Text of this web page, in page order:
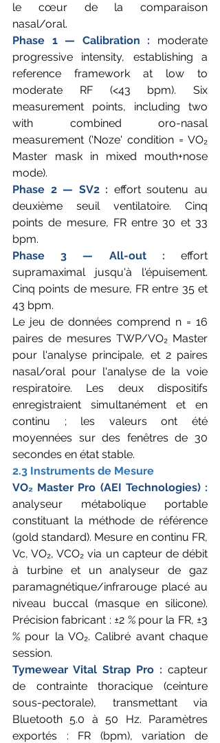
le cœur de la comparaison
nasal/oral.
Phase 1 — Calibration : moderate
progressive intensity, establishing a
reference framework at low to
moderate RF (<43 bpm). Six
measurement points, including two
with combined oro-nasal
measurement ('Noze' condition = VO₂
Master mask in mixed mouth+nose
mode).
Phase 2 — SV2 : effort soutenu au
deuxième seuil ventilatoire. Cinq
points de mesure, FR entre 30 et 33
bpm.
Phase 3 — All-out : effort
supramaximal jusqu'à l'épuisement.
Cinq points de mesure, FR entre 35 et
43 bpm.
Le jeu de données comprend n = 16
paires de mesures TWP/VO₂ Master
pour l'analyse principale, et 2 paires
nasal/oral pour l'analyse de la voie
respiratoire. Les deux dispositifs
enregistraient simultanément et en
continu ; les valeurs ont été
moyennées sur des fenêtres de 30
secondes en état stable.
2.3 Instruments de Mesure
analyseur métabolique portable
constituant la méthode de référence
(gold standard). Mesure en continu FR,
Vc, VO₂, VCO₂ via un capteur de débit
à turbine et un analyseur de gaz
paramagnétique/infrarouge placé au
niveau buccal (masque en silicone).
Précision fabricant : ±2 % pour la FR, ±3
% pour la VO₂. Calibré avant chaque
session.
Tymewear Vital Strap Pro : capteur
de contrainte thoracique (ceinture
sous-pectorale), transmettant via
Bluetooth 5.0 à 50 Hz. Paramètres
exportés : FR (bpm), variation de